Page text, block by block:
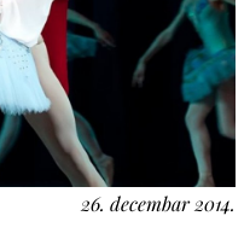
26. decembar 2014.